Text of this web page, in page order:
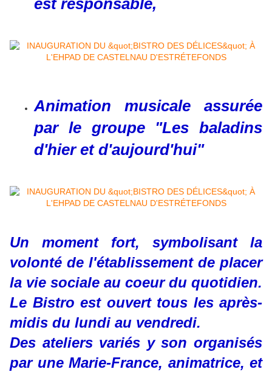
est responsable,
Animation musicale assurée
par le groupe "Les baladins
d'hier et d'aujourd'hui"
Un moment fort, symbolisant la
volonté de l'établissement de placer
la vie sociale au coeur du quotidien.
Le Bistro est ouvert tous les après-
midis du lundi au vendredi.
Des ateliers variés y son organisés
par une Marie-France, animatrice, et